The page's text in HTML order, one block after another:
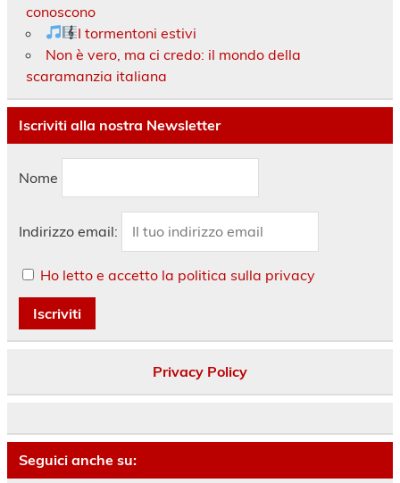
conoscono
I tormentoni estivi
Non è vero, ma ci credo: il mondo della
scaramanzia italiana
Iscriviti alla nostra Newsletter
Nome
Indirizzo email:
Ho letto e accetto la politica sulla privacy
Privacy Policy
Seguici anche su: